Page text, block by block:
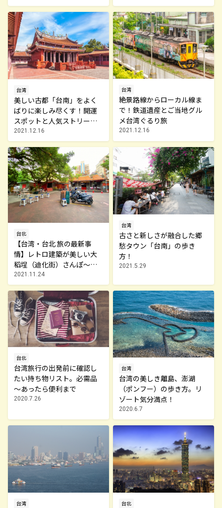
台湾
美しい古都「台南」をよく
ばりに楽しみ尽くす！開運
スポットと人気ストリート
を巡る街歩き＆旬のマンゴ
ー狩りも！
2021.12.16
台湾
絶景路線からローカル線ま
で！鉄道遺産とご当地グル
メ台湾ぐるり旅
2021.12.16
台北
【台湾・台北 旅の最新事
情】レトロ建築が美しい大
稻埕（迪化街）さんぽ～前
編～
2021.11.24
台湾
古さと新しさが融合した郷
愁タウン「台南」の歩き
方！
2021.5.29
台北
台湾旅行の出発前に確認し
たい持ち物リスト。必需品
～あったら便利まで
2020.7.26
台湾
台湾の美しき離島、澎湖
（ポンフー）の歩き方。リ
ゾート気分満点！
2020.6.7
台湾 台北